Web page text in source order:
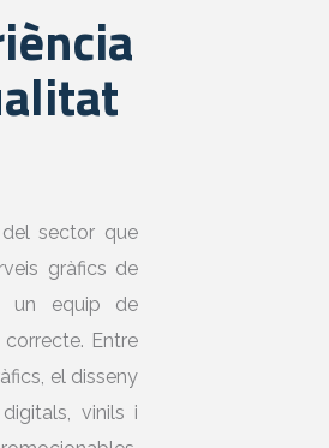
sector que
gràfics de
un equip de
Entre
el disseny
vinils i